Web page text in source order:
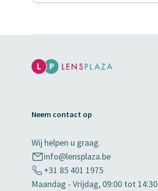
Neem contact op
Wij helpen u graag.
info@lensplaza.be
+31 85 401 1975
Maandag - Vrijdag, 09:00 tot 14:30